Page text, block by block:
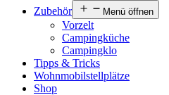
Zubehör
Menü öffnen
Vorzelt
Campingküche
Campingklo
Tipps & Tricks
Wohnmobilstellplätze
Shop